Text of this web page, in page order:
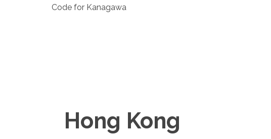
Code for Kanagawa
Hong Kong